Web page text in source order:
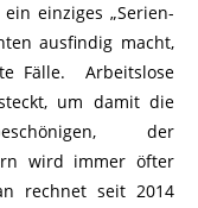
einziges „Serien-
ausfindig macht,
Fälle. Arbeitslose
um damit die
der
wird immer öfter
rechnet seit 2014